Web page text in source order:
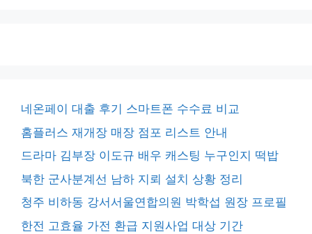
네온페이 대출 후기 스마트폰 수수료 비교
홈플러스 재개장 매장 점포 리스트 안내
드라마 김부장 이도규 배우 캐스팅 누구인지 떡밥
북한 군사분계선 남하 지뢰 설치 상황 정리
청주 비하동 강서서울연합의원 박학섭 원장 프로필
한전 고효율 가전 환급 지원사업 대상 기간